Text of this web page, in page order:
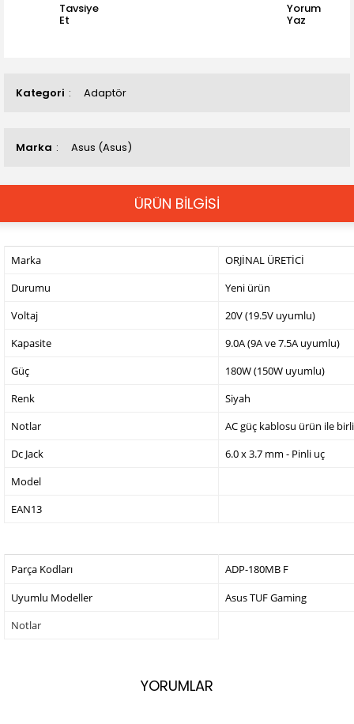
Kategori Adaptör
Marka Asus (Asus)
Tavsiye
Et
Yorum
Yaz
ÜRÜN BİLGİSİ
Marka
ORJİNAL ÜRETİCİ
Durumu
Yeni ürün
Voltaj
20V (19.5V uyumlu)
Kapasite
9.0A (9A ve 7.5A uyumlu)
Güç
180W (150W uyumlu)
Renk
Siyah
Notlar
AC güç kablosu ürün ile
Dc Jack
6.0 x 3.7 mm - Pinli uç
Model
EAN13
Parça Kodları
ADP-180MB F
Uyumlu Modeller
Asus TUF Gaming
Notlar
YORUMLAR